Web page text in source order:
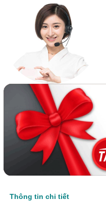
Thông tin chi tiết